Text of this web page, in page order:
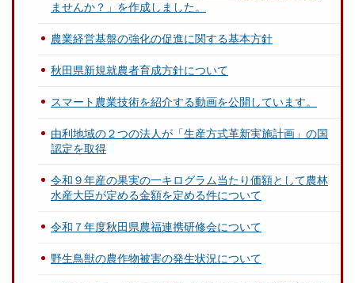
ませんか？」を作成しました。
農業経営基盤の強化の促進に関する基本方針
秋田県新規就農者育成方針について
スマート農業技術を紹介する動画を公開しています。
由利地域の２つの法人が「生産方式革新実施計画」の国
認定を取得
令和９年産の果実の一キログラム当たり価額として農林
水産大臣が定める金額を定める件について
令和７年度秋田県農福連携研修会について
野生鳥獣の農作物被害の発生状況について